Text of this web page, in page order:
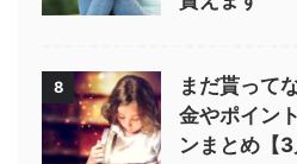
8
まだ貰って
金やポイン
ンまとめ【3